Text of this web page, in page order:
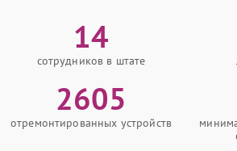
14
сотрудников в штате
2605
отремонтированных устройств